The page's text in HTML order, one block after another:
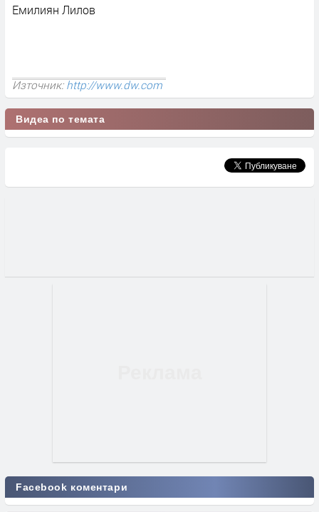
Емилиян Лилов
Източник:http://www.dw.com
Видеа по темата
Facebook коментари